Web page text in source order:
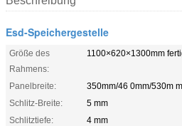
Esd-Speichergestelle
Größe des
Rahmens:
1100×620×1300mm
Panelbreite:
350mm/46 0mm/530m
Schlitz-Breite:
5 mm
Schlitztiefe:
4 mm